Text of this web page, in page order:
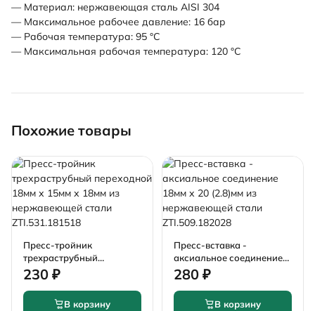
— Материал: нержавеющая сталь AISI 304
— Максимальное рабочее давление: 16 бар
— Рабочая температура: 95 °С
— Максимальная рабочая температура: 120 °С
Похожие товары
Пресс-тройник
трехраструбный
переходной 18мм х 15мм
х 18мм из нержавеющей
стали ZTI.531.181518
230 ₽
В корзину
Пресс-вставка -
аксиальное соединение
18мм х 20 (2.8)мм из
нержавеющей стали
ZTI.509.182028
280 ₽
В корзину